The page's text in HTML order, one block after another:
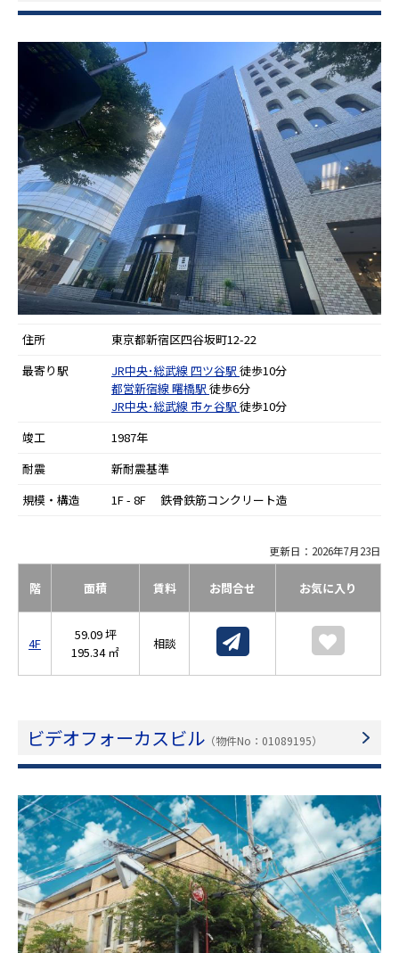
住所
東京都新宿区四谷坂町12-22
最寄り駅
JR中央･総武線四ツ谷駅 徒歩10分
都営新宿線曙橋駅 徒歩6分
JR中央･総武線市ヶ谷駅 徒歩10分
竣工
1987年
耐震
新耐震基準
規模・構造
1F - 8F 鉄骨鉄筋コンクリート造
更新日：2026年7月23日
階 面積 賃料 お問合せ お気に入り
4F
59.09 坪
195.34 ㎡
相談
ビデオフォーカスビル （物件No：01089195）